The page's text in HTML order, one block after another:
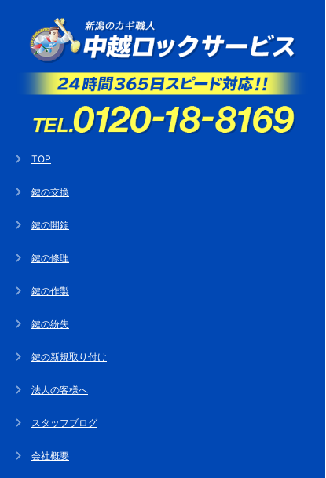
TOP
鍵の交換
鍵の開錠
鍵の修理
鍵の作製
鍵の紛失
鍵の新規取り付け
法人の客様へ
スタッフブログ
会社概要